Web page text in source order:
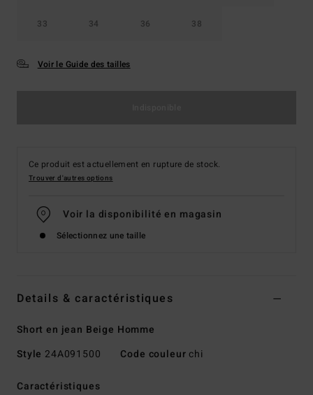
33 34 36 38
Voir le Guide des tailles
Ce produit est actuellement en rupture de stock.
Trouver d'autres options
Voir la disponibilité en magasin
Sélectionnez une taille
Details & caractéristiques
Short en jean Beige Homme
Style 24A091500 Code couleur chi
Caractéristiques